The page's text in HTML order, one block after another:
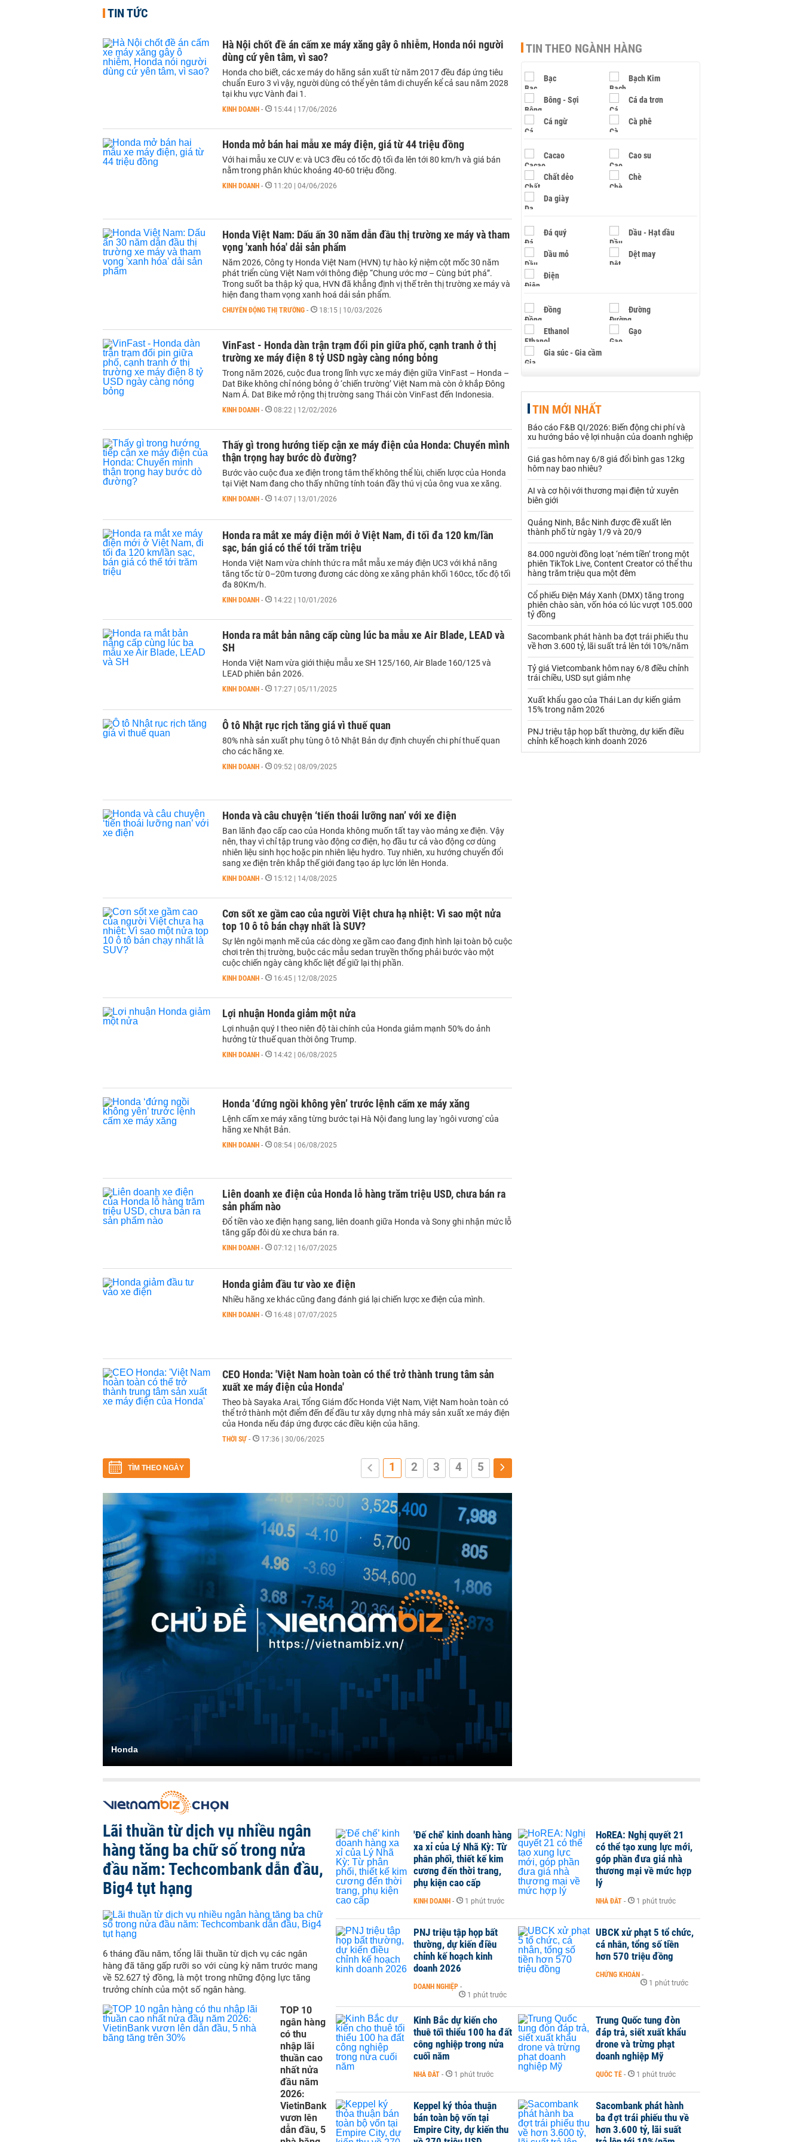
TIN TỨC
Hà Nội chốt đề án cấm xe máy xăng gây ô nhiễm, Honda nói người
dùng cứ yên tâm, vì sao?
Honda cho biết, các xe máy do hãng sản xuất từ năm 2017 đều đáp ứng tiêu
chuẩn Euro 3 vì vậy, người dùng có thể yên tâm di chuyển kể cả sau năm 2028
tại khu vực Vành đai 1.
KINH DOANH - 15:44 | 17/06/2026
Honda mở bán hai mẫu xe máy điện, giá từ 44 triệu đồng
Với hai mẫu xe CUV e: và UC3 đều có tốc độ tối đa lên tới 80 km/h và giá bán
nằm trong phân khúc khoảng 40-60 triệu đồng.
KINH DOANH - 11:20 | 04/06/2026
Honda Việt Nam: Dấu ấn 30 năm dẫn đầu thị trường xe máy và tham
vọng 'xanh hóa' dải sản phẩm
Năm 2026, Công ty Honda Việt Nam (HVN) tự hào kỷ niệm cột mốc 30 năm
phát triển cùng Việt Nam với thông điệp “Chung ước mơ – Cùng bứt phá”.
Trong suốt ba thập kỷ qua, HVN đã khẳng định vị thế trên thị trường xe máy và
hiện đang tham vọng xanh hoá dải sản phẩm.
CHUYỂN ĐỘNG THỊ TRƯỜNG - 18:15 | 10/03/2026
VinFast - Honda dàn trận trạm đổi pin giữa phố, cạnh tranh ở thị
trường xe máy điện 8 tỷ USD ngày càng nóng bỏng
Trong năm 2026, cuộc đua trong lĩnh vực xe máy điện giữa VinFast – Honda –
Dat Bike không chỉ nóng bỏng ở ‘chiến trường’ Việt Nam mà còn ở khắp Đông
Nam Á. Dat Bike mở rộng thị trường sang Thái còn VinFast đến Indonesia.
KINH DOANH - 08:22 | 12/02/2026
Thấy gì trong hướng tiếp cận xe máy điện của Honda: Chuyển mình
thận trọng hay bước dò đường?
Bước vào cuộc đua xe điện trong tâm thế không thể lùi, chiến lược của Honda
tại Việt Nam đang cho thấy những tính toán đầy thú vị của ông vua xe xăng.
KINH DOANH - 14:07 | 13/01/2026
Honda ra mắt xe máy điện mới ở Việt Nam, đi tối đa 120 km/lần
sạc, bán giá có thể tới trăm triệu
Honda Việt Nam vừa chính thức ra mắt mẫu xe máy điện UC3 với khả năng
tăng tốc từ 0–20m tương đương các dòng xe xăng phân khối 160cc, tốc độ tối
đa 80Km/h.
KINH DOANH - 14:22 | 10/01/2026
Honda ra mắt bản nâng cấp cùng lúc ba mẫu xe Air Blade, LEAD và
SH
Honda Việt Nam vừa giới thiệu mẫu xe SH 125/160, Air Blade 160/125 và
LEAD phiên bản 2026.
KINH DOANH - 17:27 | 05/11/2025
Ô tô Nhật rục rịch tăng giá vì thuế quan
80% nhà sản xuất phụ tùng ô tô Nhật Bản dự định chuyển chi phí thuế quan
cho các hãng xe.
KINH DOANH - 09:52 | 08/09/2025
Honda và câu chuyện ‘tiến thoái lưỡng nan’ với xe điện
Ban lãnh đạo cấp cao của Honda không muốn tất tay vào mảng xe điện. Vậy
nên, thay vì chỉ tập trung vào động cơ điện, họ đầu tư cả vào động cơ dùng
nhiên liệu sinh học hoặc pin nhiên liệu hydro. Tuy nhiên, xu hướng chuyển đổi
sang xe điện trên khắp thế giới đang tạo áp lực lớn lên Honda.
KINH DOANH - 15:12 | 14/08/2025
Cơn sốt xe gầm cao của người Việt chưa hạ nhiệt: Vì sao một nửa
top 10 ô tô bán chạy nhất là SUV?
Sự lên ngôi mạnh mẽ của các dòng xe gầm cao đang định hình lại toàn bộ cuộc
chơi trên thị trường, buộc các mẫu sedan truyền thống phải bước vào một
cuộc chiến ngày càng khốc liệt để giữ lại thị phần.
KINH DOANH - 16:45 | 12/08/2025
Lợi nhuận Honda giảm một nửa
Lợi nhuận quý I theo niên độ tài chính của Honda giảm mạnh 50% do ảnh
hưởng từ thuế quan thời ông Trump.
KINH DOANH - 14:42 | 06/08/2025
Honda ‘đứng ngồi không yên’ trước lệnh cấm xe máy xăng
Lệnh cấm xe máy xăng từng bước tại Hà Nội đang lung lay 'ngôi vương' của
hãng xe Nhật Bản.
KINH DOANH - 08:54 | 06/08/2025
Liên doanh xe điện của Honda lỗ hàng trăm triệu USD, chưa bán ra
sản phẩm nào
Đổ tiền vào xe điện hạng sang, liên doanh giữa Honda và Sony ghi nhận mức lỗ
tăng gấp đôi dù xe chưa bán ra.
KINH DOANH - 07:12 | 16/07/2025
Honda giảm đầu tư vào xe điện
Nhiều hãng xe khác cũng đang đánh giá lại chiến lược xe điện của mình.
KINH DOANH - 16:48 | 07/07/2025
CEO Honda: 'Việt Nam hoàn toàn có thể trở thành trung tâm sản
xuất xe máy điện của Honda'
Theo bà Sayaka Arai, Tổng Giám đốc Honda Việt Nam, Việt Nam hoàn toàn có
thể trở thành một điểm đến để đầu tư xây dựng nhà máy sản xuất xe máy điện
của Honda nếu đáp ứng được các điều kiện của hãng.
THỜI SỰ - 17:36 | 30/06/2025
TÌM THEO NGÀY 1 2 3 4 5
Honda
TIN THEO NGÀNH HÀNG
Bạc Bạch Kim
Bông - Sợi Cá da trơn
Cá ngừ Cà phê
Cacao Cao su
Chất dẻo Chè
Da giày
Đá quý Dầu - Hạt dầu
Dầu mỏ Dệt may
Điện
Đồng Đường
Ethanol Gạo
Gia súc - Gia cầm
Hạt điều
Khí đốt
Kim loại khác Mắc ca
Muối Ngũ cốc
Nhựa - Hạt nhựa
Palladium Phân bón
Rau - Củ -Quả Sắt thép
Sữa
Than
Thủy hải sản khác Tôm
VLXD khác Xăng dầu
Xi măng - Clynker
TIN MỚI NHẤT
Báo cáo F&B QI/2026: Biến động chi phí và
xu hướng bảo vệ lợi nhuận của doanh nghiệp
Giá gas hôm nay 6/8 giá đổi bình gas 12kg
hôm nay bao nhiêu?
AI và cơ hội với thương mại điện tử xuyên
biên giới
Quảng Ninh, Bắc Ninh được đề xuất lên
thành phố từ ngày 1/9 và 20/9
84.000 người đồng loạt ‘ném tiền’ trong một
phiên TikTok Live, Content Creator có thể thu
hàng trăm triệu qua một đêm
Cổ phiếu Điện Máy Xanh (DMX) tăng trong
phiên chào sàn, vốn hóa có lúc vượt 105.000
tỷ đồng
Sacombank phát hành ba đợt trái phiếu thu
về hơn 3.600 tỷ, lãi suất trả lên tới 10%/năm
Tỷ giá Vietcombank hôm nay 6/8 điều chỉnh
trái chiều, USD sụt giảm nhẹ
Xuất khẩu gạo của Thái Lan dự kiến giảm
15% trong năm 2026
PNJ triệu tập họp bất thường, dự kiến điều
chỉnh kế hoạch kinh doanh 2026
Lãi thuần từ dịch vụ nhiều ngân
hàng tăng ba chữ số trong nửa
đầu năm: Techcombank dẫn đầu,
Big4 tụt hạng
6 tháng đầu năm, tổng lãi thuần từ dịch vụ các ngân
hàng đã tăng gấp rưỡi so với cùng kỳ năm trước mang
về 52.627 tỷ đồng, là một trong những động lực tăng
trưởng chính của một số ngân hàng.
TOP 10
ngân hàng
có thu
nhập lãi
thuần cao
nhất nửa
đầu năm
2026:
VietinBank
vươn lên
dẫn đầu, 5
'Đế chế’ kinh doanh hàng
xa xỉ của Lý Nhã Kỳ: Từ
phân phối, thiết kế kim
cương đến thời trang,
phụ kiện cao cấp
KINH DOANH - 1 phút trước
HoREA: Nghị quyết 21
có thể tạo xung lực mới,
góp phần đưa giá nhà
thương mại về mức hợp
lý
NHÀ ĐẤT - 1 phút trước
PNJ triệu tập họp bất
thường, dự kiến điều
chỉnh kế hoạch kinh
doanh 2026
DOANH NGHIỆP -
1 phút trước
UBCK xử phạt 5 tổ chức,
cá nhân, tổng số tiền
hơn 570 triệu đồng
CHỨNG KHOÁN -
1 phút trước
Kinh Bắc dự kiến cho
thuê tối thiểu 100 ha đất
công nghiệp trong nửa
cuối năm
NHÀ ĐẤT - 1 phút trước
Trung Quốc tung đòn
đáp trả, siết xuất khẩu
drone và trừng phạt
doanh nghiệp Mỹ
QUỐC TẾ - 1 phút trước
Keppel ký thỏa thuận
bán toàn bộ vốn tại
Empire City, dự kiến thu
Sacombank phát hành
ba đợt trái phiếu thu về
hơn 3.600 tỷ, lãi suất